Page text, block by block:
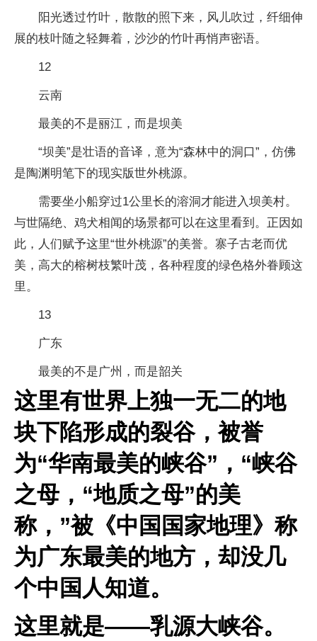
阳光透过竹叶，散散的照下来，风儿吹过，纤细伸
展的枝叶随之轻舞着，沙沙的竹叶再悄声密语。
12
云南
最美的不是丽江，而是坝美
“坝美”是壮语的音译，意为“森林中的洞口”，仿佛
是陶渊明笔下的现实版世外桃源。
需要坐小船穿过1公里长的溶洞才能进入坝美村。
与世隔绝、鸡犬相闻的场景都可以在这里看到。正因如
此，人们赋予这里“世外桃源”的美誉。寨子古老而优
美，高大的榕树枝繁叶茂，各种程度的绿色格外眷顾这
里。
13
广东
最美的不是广州，而是韶关
这里有世界上独一无二的地
块下陷形成的裂谷，被誉
为“华南最美的峡谷”，“峡谷
之母，“地质之母”的美
称，”被《中国国家地理》称
为广东最美的地方，却没几
个中国人知道。
这里就是——乳源大峡谷。